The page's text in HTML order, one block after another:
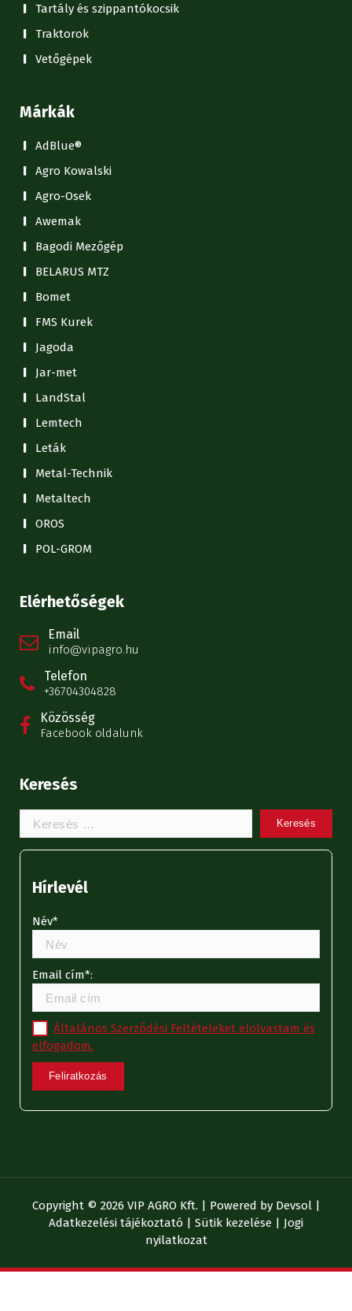
Tartály és szippantókocsik
Traktorok
Vetőgépek
Márkák
AdBlue®
Agro Kowalski
Agro-Osek
Awemak
Bagodi Mezőgép
BELARUS MTZ
Bomet
FMS Kurek
Jagoda
Jar-met
LandStal
Lemtech
Leták
Metal-Technik
Metaltech
OROS
POL-GROM
Elérhetőségek
Email
info@vipagro.hu
Telefon
+36704304828
Közösség
Facebook oldalunk
Keresés
Keresem:
Hírlevél
Név*
Email cím*:
Általános Szerződési Feltételeket elolvastam és
elfogadom.
Copyright © 2026 VIP AGRO Kft. | Powered by Devsol|
Adatkezelési tájékoztató | Sütik kezelése | Jogi
nyilatkozat